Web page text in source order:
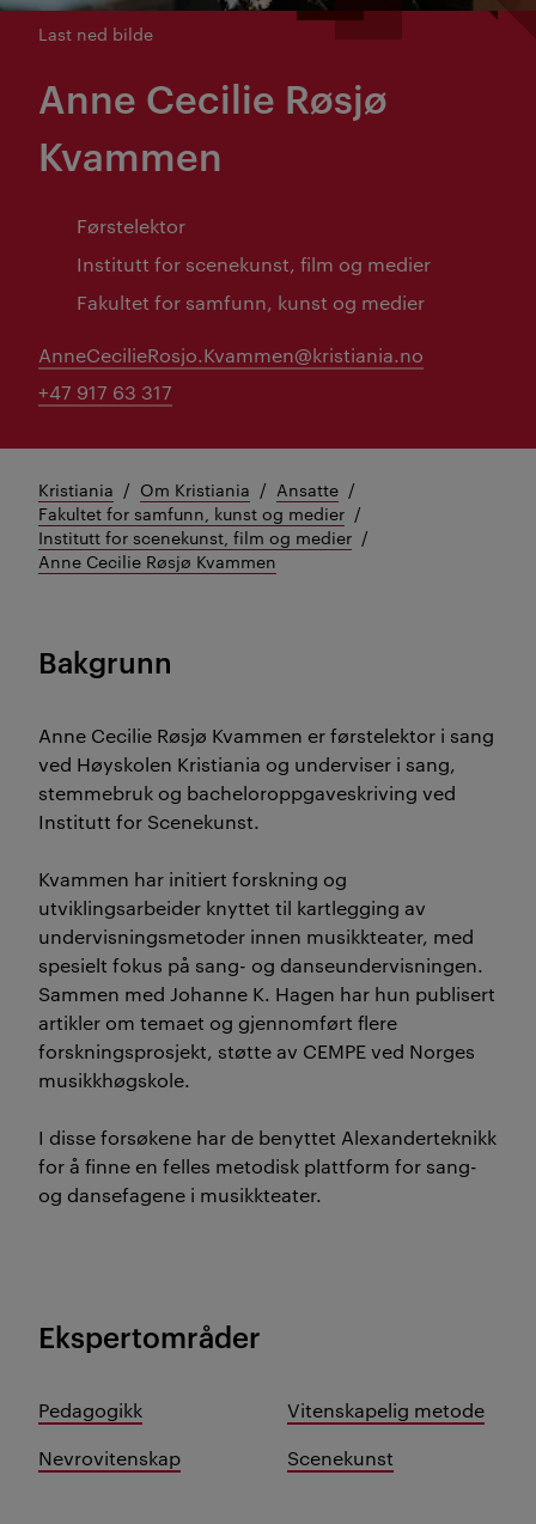
Last ned bilde
Anne Cecilie Røsjø
Kvammen
Førstelektor
Institutt for scenekunst, film og medier
Fakultet for samfunn, kunst og medier
AnneCecilieRosjo.Kvammen@kristiania.no
+47 917 63 317
Kristiania Om Kristiania
Ansatte
Fakultet for samfunn, kunst og medier
Institutt for scenekunst, film og medier
Anne Cecilie Røsjø Kvammen
Bakgrunn
Anne Cecilie Røsjø Kvammen er førstelektor i sang
ved Høyskolen Kristiania og underviser i sang,
stemmebruk og bacheloroppgaveskriving ved
Institutt for Scenekunst.
Kvammen har initiert forskning og
utviklingsarbeider knyttet til kartlegging av
undervisningsmetoder innen musikkteater, med
spesielt fokus på sang- og danseundervisningen.
Sammen med Johanne K. Hagen har hun publisert
artikler om temaet og gjennomført flere
forskningsprosjekt, støtte av CEMPE ved Norges
musikkhøgskole.
I disse forsøkene har de benyttet Alexanderteknikk
for å finne en felles metodisk plattform for sang-
og dansefagene i musikkteater.
Ekspertområder
Pedagogikk
Vitenskapelig metode
Nevrovitenskap
Scenekunst